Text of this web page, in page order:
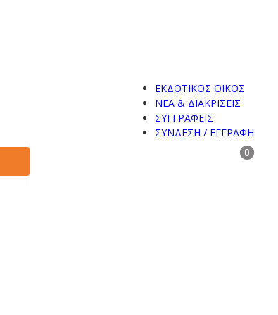
ΕΚΔΟΤΙΚΟΣ ΟΙΚΟΣ
ΝΕΑ & ΔΙΑΚΡΙΣΕΙΣ
ΣΥΓΓΡΑΦΕΙΣ
ΣΥΝΔΕΣΗ / ΕΓΓΡΑΦΗ
0